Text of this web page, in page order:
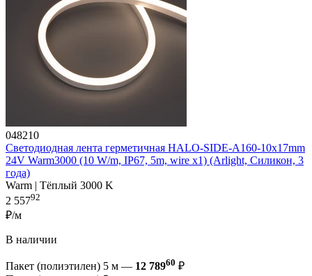
048210
Светодиодная лента герметичная HALO-SIDE-A160-10x17mm
24V Warm3000 (10 W/m, IP67, 5m, wire x1) (Arlight, Силикон, 3
года)
Warm | Тёплый 3000 K
2 55792
₽/м
В наличии
Пакет (полиэтилен) 5 м — 12 78960 ₽